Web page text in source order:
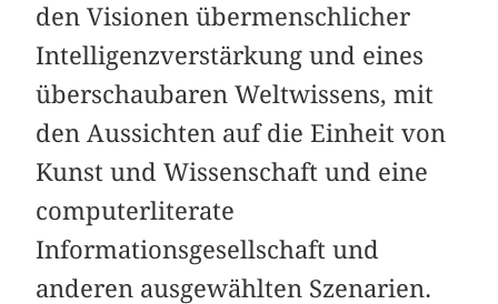
den Visionen übermenschlicher
Intelligenzverstärkung und eines
überschaubaren Weltwissens, mit
den Aussichten auf die Einheit von
Kunst und Wissenschaft und eine
computerliterate
Informationsgesellschaft und
anderen ausgewählten Szenarien.